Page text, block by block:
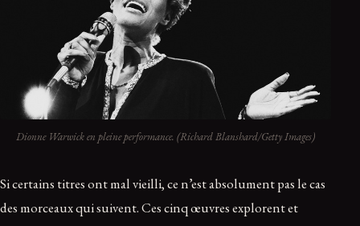
Dionne Warwick en pleine performance. (Richard Blanshard/Getty Images)
Si certains titres ont mal vieilli, ce n’est absolument pas le cas
des morceaux qui suivent. Ces cinq œuvres explorent et